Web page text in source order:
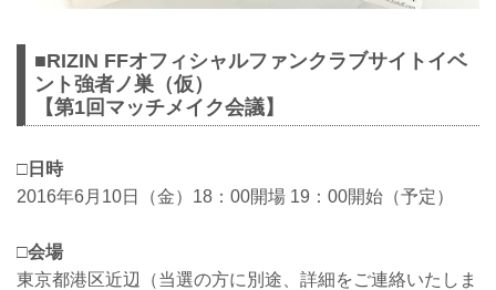
■RIZIN FFオフィシャルファンクラブサイトイベ
ント強者ノ巣（仮）
【第1回マッチメイク会議】
□日時
2016年6月10日（金）18：00開場 19：00開始（予定）
□会場
東京都港区近辺（当選の方に別途、詳細をご連絡いたしま